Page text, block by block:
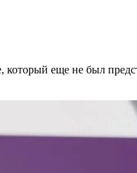
который еще не был